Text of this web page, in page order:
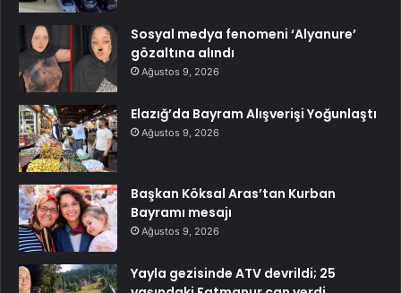
Sosyal medya fenomeni ‘Alyanure’
gözaltına alındı
Ağustos 9, 2026
Elazığ’da Bayram Alışverişi Yoğunlaştı
Ağustos 9, 2026
Başkan Köksal Aras’tan Kurban
Bayramı mesajı
Ağustos 9, 2026
Yayla gezisinde ATV devrildi; 25